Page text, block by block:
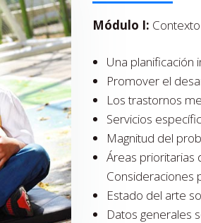
Módulo I:
Una planificación
Promover el
Los trastornos
Servicios
Magnitud del
Áreas prioritarias
Consideraciones
Estado del arte
Datos generales